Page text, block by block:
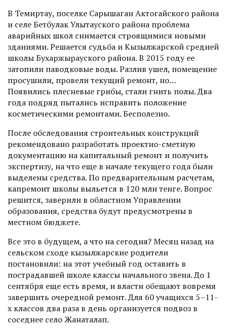
В Темиртау, поселке Сарышаган Актогайского района
и селе Бетбулак Улытауского района проблема
аварийных школ снимается строящимися новыми
зданиями. Решается судьба и Кызылжарской средней
школы Бухаржырауского района. В 2015 году ее
затопили паводковые воды. Разлив ушел, помещение
просушили, провели текущий ремонт, но…
Появились плесневые грибы, стали гнить полы. Два
года подряд пытались исправить положение
косметическими ремонтами. Бесполезно.
После обследования строительных конструкций
рекомендовано разработать проектно-сметную
документацию на капитальный ремонт и получить
экспертизу, на что еще в начале текущего года были
выделены средства. По предварительным расчетам,
капремонт школы выльется в 120 млн тенге. Вопрос
решится, заверили в областном Управлении
образования, средства будут пре­дусмотрены в
местном бюджете.
Все это в будущем, а что на сегодня? Месяц назад на
сельском сходе кызылжарские родители
постановили: на этот учебный год оставить в
пострадавшей школе классы начального звена. До 1
сентября еще есть время, и власти обещают вовремя
завершить очередной ремонт. Для 60 учащихся 5–11-
х классов два раза в день организуется подвоз в
соседнее село Жанаталап.